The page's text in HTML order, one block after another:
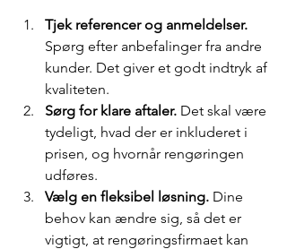
Tjek referencer og anmeldelser.
Spørg efter anbefalinger fra andre
kunder. Det giver et godt indtryk af
kvaliteten.
Sørg for klare aftaler. Det skal være
tydeligt, hvad der er inkluderet i
prisen, og hvornår rengøringen
udføres.
Vælg en fleksibel løsning. Dine
behov kan ændre sig, så det er
vigtigt, at rengøringsfirmaet kan